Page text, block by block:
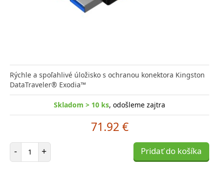
Rýchle a spoľahlivé úložisko s ochranou konektora Kingston
DataTraveler® Exodia™
Skladom > 10 ks, odošleme zajtra
71.92 €
- Počet položiek
+ Pridať do košíka